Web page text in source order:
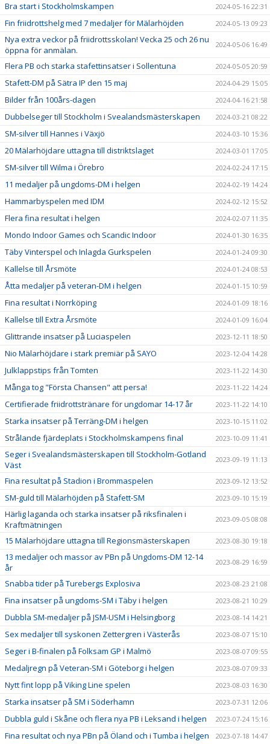
Bra start i Stockholmskampen 2024-05-16 22:31
Fin friidrottshelg med 7 medaljer för Mälarhöjden 2024-05-13 09:23
Nya extra veckor på friidrottsskolan! Vecka 25 och 26 nu
öppna för anmälan.
2024-05-06 16:49
Flera PB och starka stafettinsatser i Sollentuna 2024-05-05 20:59
Stafett-DM på Sätra IP den 15 maj 2024-04-29 15:05
Bilder från 100års-dagen 2024-04-16 21:58
Dubbelseger till Stockholm i Svealandsmästerskapen 2024-03-21 08:22
SM-silver till Hannes i Växjö 2024-03-10 15:36
20 Mälarhöjdare uttagna till distriktslaget 2024-03-01 17:05
SM-silver till Wilma i Örebro 2024-02-24 17:15
11 medaljer på ungdoms-DM i helgen 2024-02-19 14:24
Hammarbyspelen med IDM 2024-02-12 15:52
Flera fina resultat i helgen 2024-02-07 11:35
Mondo Indoor Games och Scandic Indoor 2024-01-30 16:35
Täby Vinterspel och Inlagda Gurkspelen 2024-01-24 09:30
Kallelse till Årsmöte 2024-01-24 08:53
Åtta medaljer på veteran-DM i helgen 2024-01-15 10:59
Fina resultat i Norrköping 2024-01-09 18:16
Kallelse till Extra Årsmöte 2024-01-09 16:04
Glittrande insatser på Luciaspelen 2023-12-11 18:50
Nio Mälarhöjdare i stark premiär på SAYO 2023-12-04 14:28
Julklappstips från Tomten 2023-11-22 14:30
Många tog "Första Chansen" att persa! 2023-11-22 14:24
Certifierade friidrottstränare för ungdomar 14-17 år 2023-11-22 14:10
Starka insatser på Terräng-DM i helgen 2023-10-15 11:02
Strålande fjärdeplats i Stockholmskampens final 2023-10-09 11:41
Seger i Svealandsmästerskapen till Stockholm-Gotland
Väst
2023-09-19 11:13
Fina resultat på Stadion i Brommaspelen 2023-09-12 13:52
SM-guld till Mälarhöjden på Stafett-SM 2023-09-10 15:19
Härlig laganda och starka insatser på riksfinalen i
Kraftmätningen
2023-09-05 08:08
15 Mälarhöjdare uttagna till Regionsmästerskapen 2023-08-30 19:18
13 medaljer och massor av PBn på Ungdoms-DM 12-14
år
2023-08-29 16:59
Snabba tider på Turebergs Explosiva 2023-08-23 21:08
Fina insatser på ungdoms-SM i Täby i helgen 2023-08-21 10:29
Dubbla SM-medaljer på JSM-USM i Helsingborg 2023-08-14 14:21
Sex medaljer till syskonen Zettergren i Västerås 2023-08-07 15:10
Seger i B-finalen på Folksam GP i Malmö 2023-08-07 09:55
Medaljregn på Veteran-SM i Göteborg i helgen 2023-08-07 09:33
Nytt fint lopp på Viking Line spelen 2023-08-03 16:30
Starka insatser på SM i Söderhamn 2023-07-31 12:06
Dubbla guld i Skåne och flera nya PB i Leksand i helgen 2023-07-24 15:16
Fina resultat och nya PBn på Öland och i Tumba i helgen 2023-07-18 14:47